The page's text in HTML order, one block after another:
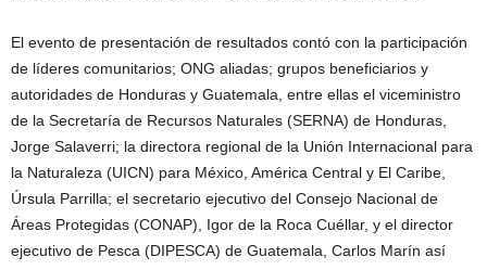
El evento de presentación de resultados contó con la participación
de líderes comunitarios; ONG aliadas; grupos beneficiarios y
autoridades de Honduras y Guatemala, entre ellas el viceministro
de la Secretaría de Recursos Naturales (SERNA) de Honduras,
Jorge Salaverri; la directora regional de la Unión Internacional para
la Naturaleza (UICN) para México, América Central y El Caribe,
Úrsula Parrilla; el secretario ejecutivo del Consejo Nacional de
Áreas Protegidas (CONAP), Igor de la Roca Cuéllar, y el director
ejecutivo de Pesca (DIPESCA) de Guatemala, Carlos Marín así